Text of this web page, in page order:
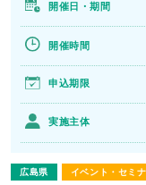
広島県 イベント・セミ
開催日・期間
開催時間
申込期限
実施主体